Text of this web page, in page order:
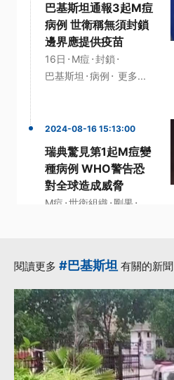
巴基斯坦通報3起M痘
病例 世衛稱無須封鎖
邊界應提供疫苗
16日 · M痘 ·封鎖 ·
巴基斯坦 ·病例 · 更多...
2024-08-16 15:13:00
瑞典驚見第1起M痘變
種病例 WHO警告恐
對全球造成威脅
M痘 ·世衛組織 · 剛果 ·
·更多...
閱讀更多 #巴基斯坦 有關的新聞